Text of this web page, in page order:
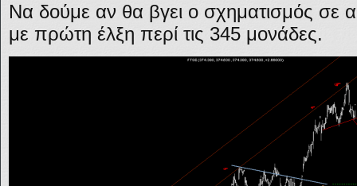
Να δούμε αν θα βγει ο σχηματισμός σε
με πρώτη έλξη περί τις 345 μονάδες.